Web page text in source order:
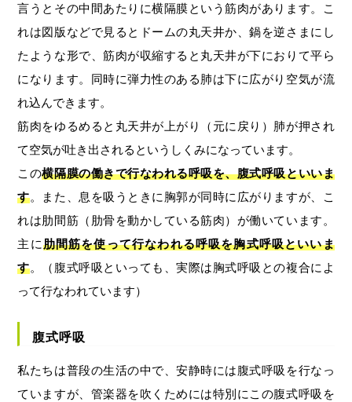
言うとその中間あたりに横隔膜という筋肉があります。こ
れは図版などで見るとドームの丸天井か、鍋を逆さまにし
たような形で、筋肉が収縮すると丸天井が下におりて平ら
になります。同時に弾力性のある肺は下に広がり空気が流
れ込んできます。
筋肉をゆるめると丸天井が上がり（元に戻り）肺が押され
て空気が吐き出されるというしくみになっています。
この横隔膜の働きで行なわれる呼吸を、腹式呼吸といいま
す。また、息を吸うときに胸郭が同時に広がりますが、こ
れは肋間筋（肋骨を動かしている筋肉）が働いています。
主に肋間筋を使って行なわれる呼吸を胸式呼吸といいま
す。（腹式呼吸といっても、実際は胸式呼吸との複合によ
って行なわれています）
腹式呼吸
私たちは普段の生活の中で、安静時には腹式呼吸を行なっ
ていますが、管楽器を吹くためには特別にこの腹式呼吸を